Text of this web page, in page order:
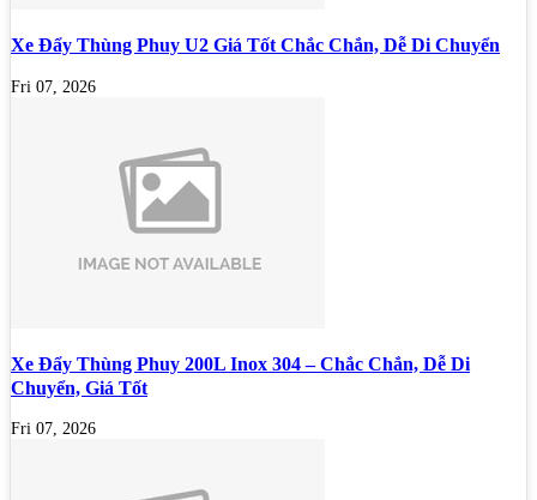
Xe Đẩy Thùng Phuy U2 Giá Tốt Chắc Chắn, Dễ Di Chuyển
Fri 07, 2026
Xe Đẩy Thùng Phuy 200L Inox 304 – Chắc Chắn, Dễ Di
Chuyển, Giá Tốt
Fri 07, 2026